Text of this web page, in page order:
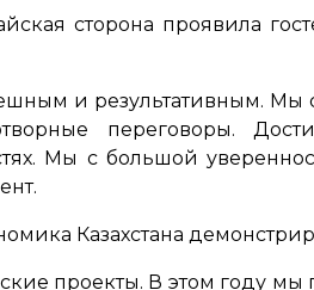
сторона проявила
и результативным.
переговоры.
Мы с большой
Казахстана
проекты. В этом году